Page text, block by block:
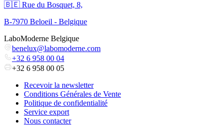
🇧🇪 Rue du Bosquet, 8,
B-7970 Beloeil - Belgique
LaboModerne Belgique
benelux@labomoderne.com
+32 6 958 00 04
+32 6 958 00 05
Recevoir la newsletter
Conditions Générales de Vente
Politique de confidentialité
Service export
Nous contacter